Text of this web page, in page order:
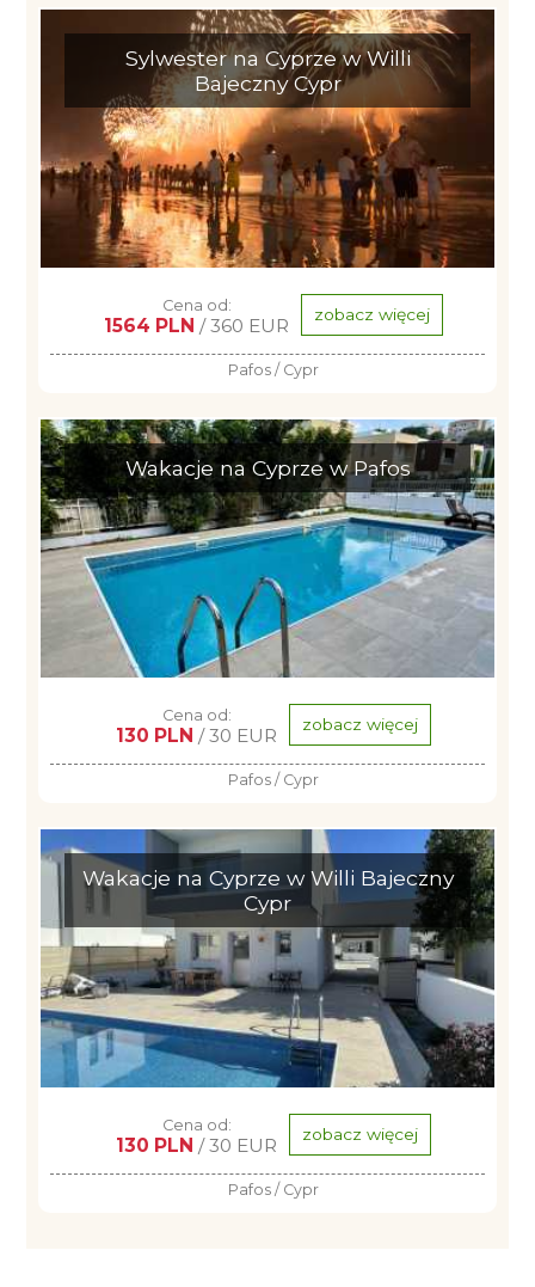
Sylwester na Cyprze w Willi
Bajeczny Cypr
Cena od:
1564 PLN / 360 EUR zobacz więcej
Pafos / Cypr
Wakacje na Cyprze w Pafos
Cena od:
130 PLN / 30 EUR zobacz więcej
Pafos / Cypr
Wakacje na Cyprze w Willi Bajeczny
Cypr
Cena od:
130 PLN / 30 EUR zobacz więcej
Pafos / Cypr